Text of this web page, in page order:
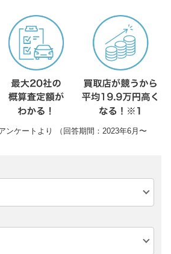
ンケートより （回答期間：2023年6月〜